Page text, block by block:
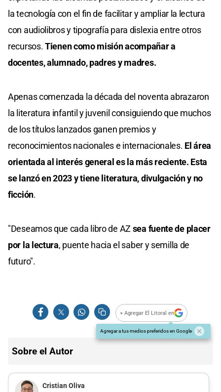
la tecnología con el fin de facilitar y ampliar la lectura
con audiolibros y tipografía para dislexia entre otros
recursos.Tienen como misión acompañar a
docentes, alumnado, padres y madres.
Apenas comenzada la década del noventa abrazaron
la literatura infantil y juvenil consiguiendo que muchos
de los títulos lanzados ganen premios y
reconocimientos nacionales e internacionales. El área
orientada al interés general es la más reciente. Esta
se lanzó en 2023 y tiene literatura, divulgación y no
ficción.
"Deseamos que cada libro de AZ sea fuente de placer
por la lectura, puente hacia el saber y semilla de
futuro".
+ Agregar El Litoral en
Agregar a tus medios preferidos en Google
Sobre el Autor
Cristian Oliva